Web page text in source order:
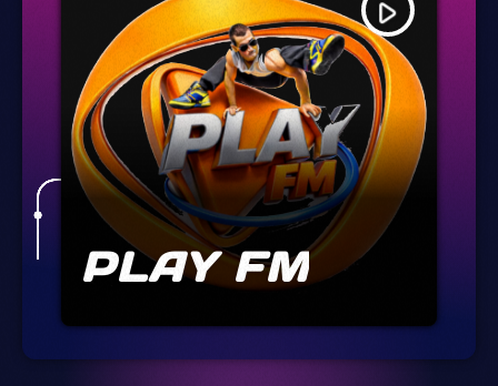
play_arrow
PLAY FM